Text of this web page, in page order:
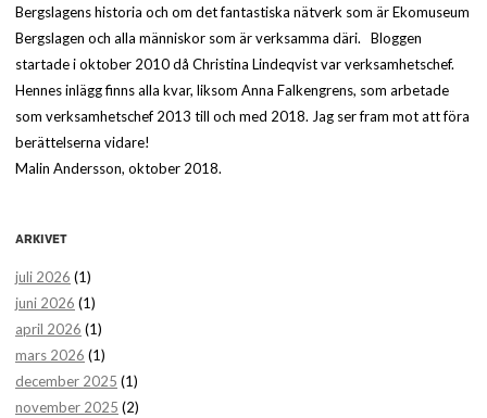
Bergslagens historia och om det fantastiska nätverk som är Ekomuseum
Bergslagen och alla människor som är verksamma däri. Bloggen
startade i oktober 2010 då Christina Lindeqvist var verksamhetschef.
Hennes inlägg finns alla kvar, liksom Anna Falkengrens, som arbetade
som verksamhetschef 2013 till och med 2018. Jag ser fram mot att föra
berättelserna vidare!
Malin Andersson, oktober 2018.
ARKIVET
juli 2026 (1)
juni 2026 (1)
april 2026 (1)
mars 2026 (1)
december 2025 (1)
november 2025 (2)